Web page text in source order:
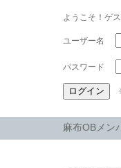
ようこそ！ゲ
パスワード
麻布OBメン